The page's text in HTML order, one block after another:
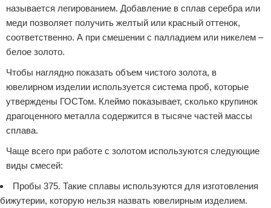
называется легированием. Добавление в сплав серебра или
меди позволяет получить желтый или красный оттенок,
соответственно. А при смешении с палладием или никелем –
белое золото.
Чтобы наглядно показать объем чистого золота, в
ювелирном изделии используется система проб, которые
утверждены ГОСТом. Клеймо показывает, сколько крупинок
драгоценного металла содержится в тысяче частей массы
сплава.
Чаще всего при работе с золотом используются следующие
виды смесей:
Пробы 375. Такие сплавы используются для изготовления
бижутерии, которую нельзя назвать ювелирным изделием.